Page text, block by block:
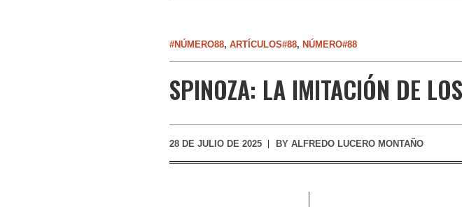
#NÚMERO88, ARTÍCULOS#88, NÚMERO#88
SPINOZA: LA IMITACIÓN DE
28 DE JULIO DE 2025 BY ALFREDO LUCERO MONTAÑO